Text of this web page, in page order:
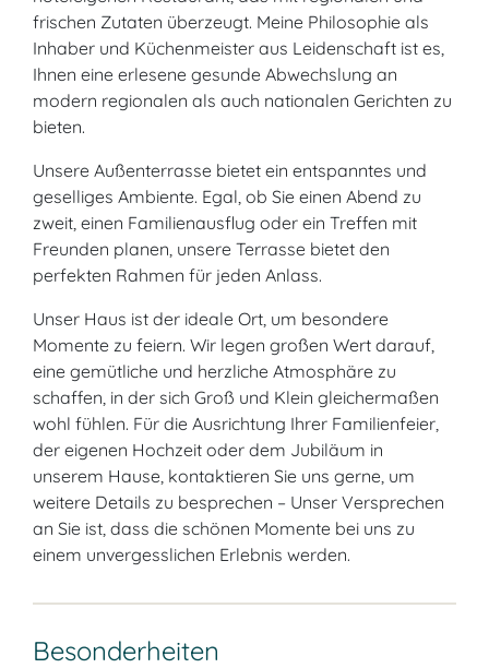
frischen Zutaten überzeugt. Meine Philosophie als
Inhaber und Küchenmeister aus Leidenschaft ist es,
Ihnen eine erlesene gesunde Abwechslung an
modern regionalen als auch nationalen Gerichten zu
bieten.
Unsere Außenterrasse bietet ein entspanntes und
geselliges Ambiente. Egal, ob Sie einen Abend zu
zweit, einen Familienausflug oder ein Treffen mit
Freunden planen, unsere Terrasse bietet den
perfekten Rahmen für jeden Anlass.
Unser Haus ist der ideale Ort, um besondere
Momente zu feiern. Wir legen großen Wert darauf,
eine gemütliche und herzliche Atmosphäre zu
schaffen, in der sich Groß und Klein gleichermaßen
wohl fühlen. Für die Ausrichtung Ihrer Familienfeier,
der eigenen Hochzeit oder dem Jubiläum in
unserem Hause, kontaktieren Sie uns gerne, um
weitere Details zu besprechen – Unser Versprechen
an Sie ist, dass die schönen Momente bei uns zu
einem unvergesslichen Erlebnis werden.
Besonderheiten